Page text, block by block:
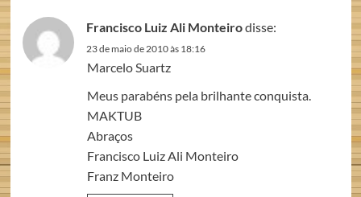
Francisco Luiz Ali Monteirodisse:
23 de maio de 2010 às 18:16
Marcelo Suartz
Meus parabéns pela brilhante conquista.
MAKTUB
Abraços
Francisco Luiz Ali Monteiro
Franz Monteiro